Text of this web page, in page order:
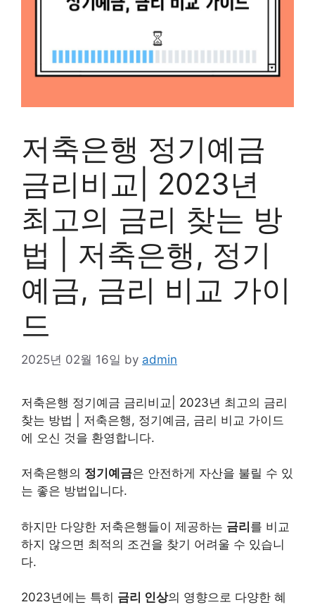
저축은행 정기예금
금리비교| 2023년
최고의 금리 찾는 방
법 | 저축은행, 정기
예금, 금리 비교 가이
드
2025년 02월 16일 by admin
저축은행 정기예금 금리비교| 2023년 최고의 금리
찾는 방법 | 저축은행, 정기예금, 금리 비교 가이드
에 오신 것을 환영합니다.
저축은행의 정기예금은 안전하게 자산을 불릴 수 있
는 좋은 방법입니다.
하지만 다양한 저축은행들이 제공하는 금리를 비교
하지 않으면 최적의 조건을 찾기 어려울 수 있습니
다.
2023년에는 특히 금리 인상의 영향으로 다양한 혜